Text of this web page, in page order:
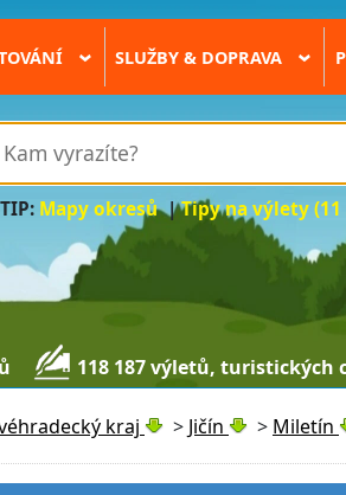
› SLUŽBY & DOPRAVA ›
TIP: Mapy okresů|Tipy na výlety (11
118 187 výletů, turistických
kraj > Jičín > Miletín